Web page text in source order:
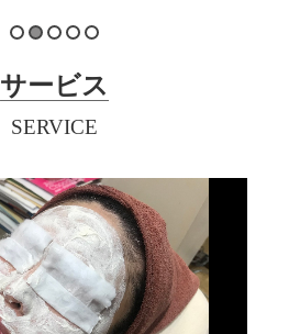
サービス
SERVICE